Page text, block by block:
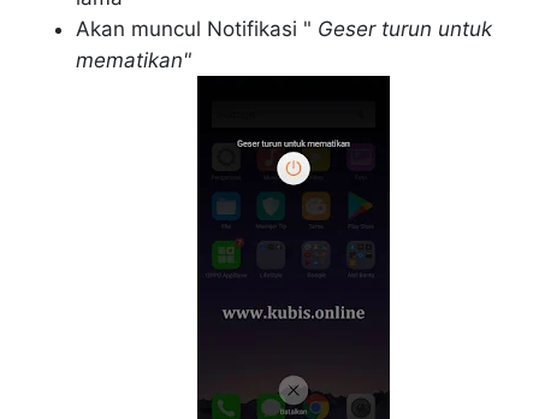
Akan muncul Notifikasi " Geser turun untuk
mematikan"